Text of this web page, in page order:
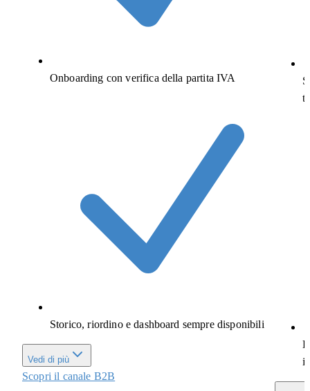
Onboarding con verifica della partita IVA
Storico, riordino e dashboard sempre disponibili
Vedi di più
Scopri il canale B2B